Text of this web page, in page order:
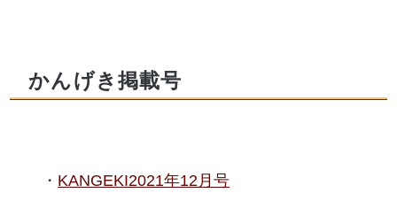
かんげき掲載号
KANGEKI2021年12月号